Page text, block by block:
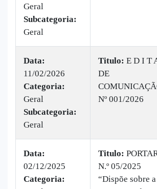
Geral
Subcategoria:
Geral
Data:
11/02/2026
Categoria:
Geral
Subcategoria:
Geral
Titulo: E D I T
DE
Nº 001/2026
Data:
02/12/2025
Categoria:
Titulo:
N.º 05/2025
“Dispõe sobre a